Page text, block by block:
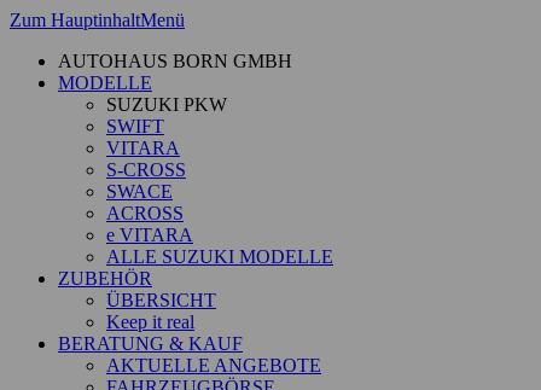
Zum HauptinhaltMenü
AUTOHAUS BORN GMBH
MODELLE
SUZUKI PKW
SWIFT
VITARA
S-CROSS
SWACE
ACROSS
e VITARA
ALLE SUZUKI MODELLE
ZUBEHÖR
ÜBERSICHT
Keep it real
BERATUNG & KAUF
AKTUELLE ANGEBOTE